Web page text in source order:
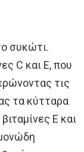
συκώτι.
C και Ε, που
τις
τα κύτταρα
E και